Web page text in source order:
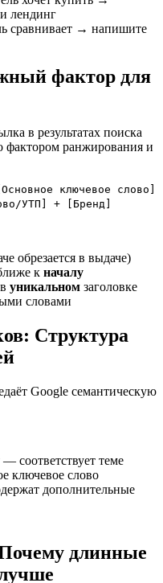
лендинг
сравнивает → напишите
фактор для
в результатах поиска
фактором ранжирования и
[Основное ключевое слово]
УТП] + [Бренд]
обрезается в выдаче)
к началу
уникальном заголовке
словами
Структура
Google семантическую
соответствует теме
ключевое слово
дополнительные
длинные